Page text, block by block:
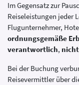
Im Gegensatz zur
Reiseleistungen jeder
Flugunternehmer,
ordnungsgemäße
verantwortlich,
Bei der Buchung
Reisevermittler über